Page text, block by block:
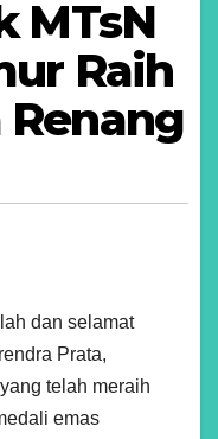
MTsN
Raih
dan selamat
Prata,
telah meraih
emas